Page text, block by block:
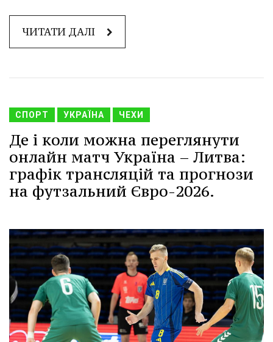
ЧИТАТИ ДАЛІ
СПОРТ УКРАЇНА ЧЕХИ
Де і коли можна переглянути
онлайн матч Україна – Литва:
графік трансляцій та прогнози
на футзальний Євро-2026.